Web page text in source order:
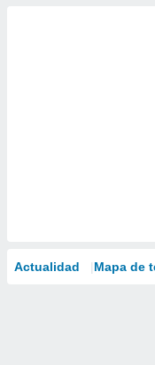
Actualidad Mapa de